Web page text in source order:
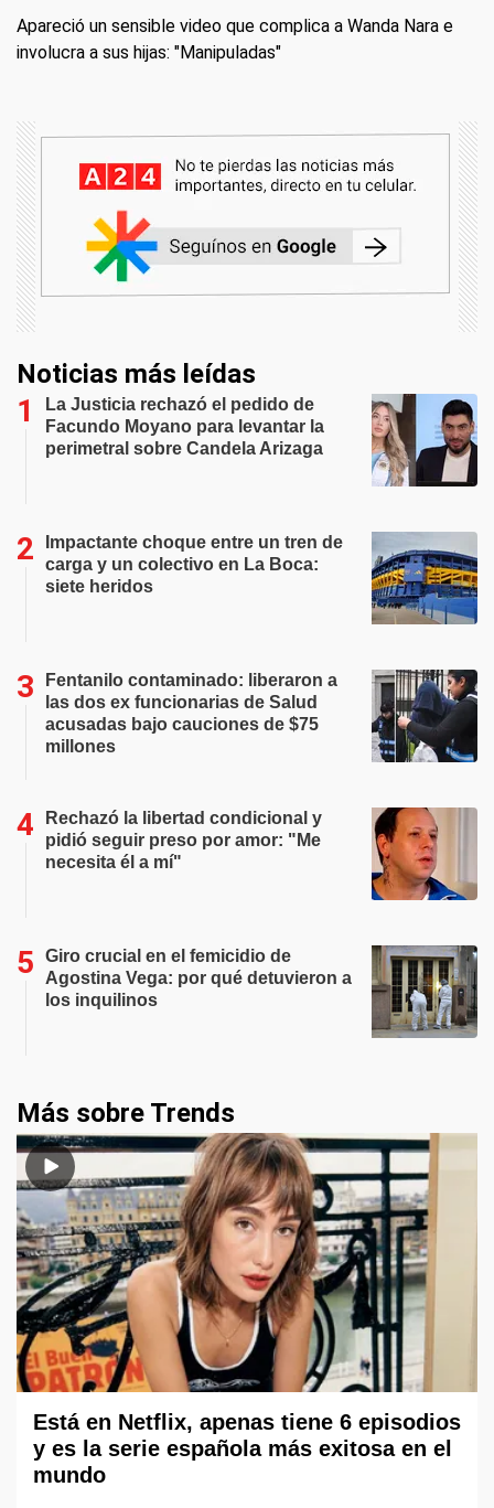
Apareció un sensible video que complica a Wanda Nara e
involucra a sus hijas: "Manipuladas"
Noticias más leídas
La Justicia rechazó el pedido de
Facundo Moyano para levantar la
perimetral sobre Candela Arizaga
Impactante choque entre un tren de
carga y un colectivo en La Boca:
siete heridos
Fentanilo contaminado: liberaron a
las dos ex funcionarias de Salud
acusadas bajo cauciones de $75
millones
Rechazó la libertad condicional y
pidió seguir preso por amor: "Me
necesita él a mí"
Giro crucial en el femicidio de
Agostina Vega: por qué detuvieron a
los inquilinos
Más sobre Trends
Está en Netflix, apenas tiene 6 episodios
y es la serie española más exitosa en el
mundo